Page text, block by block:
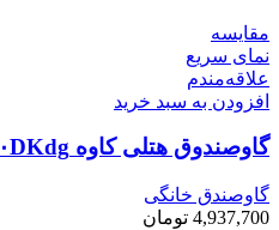
مقایسه
نمای سریع
علاقه‌مندم
افزودن به سبد خرید
گاوصندوق هتلی کاوه ۳۵۰DKdg
گاوصندق خانگی
4,937,700 تومان